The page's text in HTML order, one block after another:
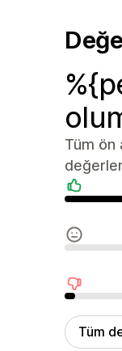
Tüm ön
Olumlu
Nötr
Olumsuz
Tüm